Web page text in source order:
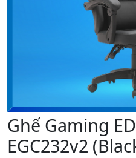
Ghế Gaming
EGC232v2